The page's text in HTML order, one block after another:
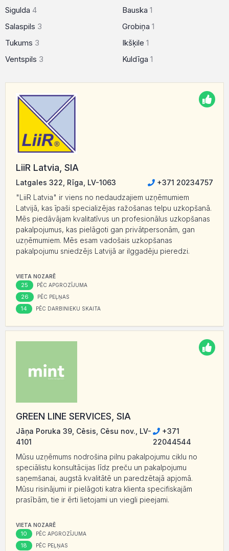
Sigulda 4
Salaspils 3
Tukums 3
Ventspils 3
Bauska 1
Grobiņa 1
Ikšķile 1
Kuldīga 1
LiiR Latvia, SIA
Latgales 322, Rīga, LV-1063
+371 20234757
"LiiR Latvia" ir viens no nedaudzajiem uzņēmumiem
Latvijā, kas īpaši specializējas ražošanas telpu uzkopšanā.
Mēs piedāvājam kvalitatīvus un profesionālus uzkopšanas
pakalpojumus, kas pielāgoti gan privātpersonām, gan
uzņēmumiem. Mēs esam vadošais uzkopšanas
pakalpojumu sniedzējs Latvijā ar ilggadēju pieredzi.
VIETA NOZARĒ
25 PĒC APGROZĪJUMA
26 PĒC PEĻŅAS
14 PĒC DARBINIEKU SKAITA
GREEN LINE SERVICES, SIA
Jāņa Poruka 39, Cēsis, Cēsu nov., LV-
4101
+371
22044544
Mūsu uzņēmums nodrošina pilnu pakalpojumu ciklu no
speciālistu konsultācijas līdz preču un pakalpojumu
saņemšanai, augstā kvalitātē un paredzētajā apjomā.
Mūsu risinājumi ir pielāgoti katra klienta specifiskajām
prasībām, tie ir ērti lietojami un viegli pieejami.
VIETA NOZARĒ
10 PĒC APGROZĪJUMA
18 PĒC PEĻŅAS